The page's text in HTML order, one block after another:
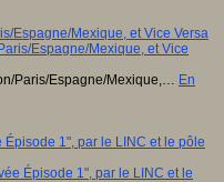
Espagne/Mexique, et Vice Versa
Paris/Espagne/Mexique,… En
1", par le LINC et le pôle